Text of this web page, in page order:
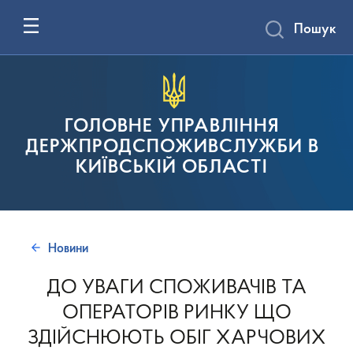
ГОЛОВНЕ УПРАВЛІННЯ
ДЕРЖПРОДСПОЖИВСЛУЖБИ В
КИЇВСЬКІЙ ОБЛАСТІ
Пошук
Новини
ДО УВАГИ СПОЖИВАЧІВ ТА
ОПЕРАТОРІВ РИНКУ ЩО
ЗДІЙСНЮЮТЬ ОБІГ ХАРЧОВИХ